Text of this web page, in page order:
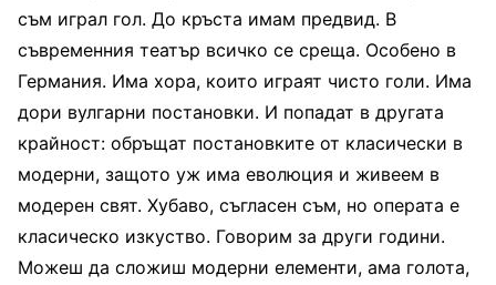
съм играл гол. До кръста имам предвид. В
съвременния театър всичко се среща. Особено в
Германия. Има хора, които играят чисто голи. Има
дори вулгарни постановки. И попадат в другата
крайност: обръщат постановките от класически в
модерни, защото уж има еволюция и живеем в
модерен свят. Хубаво, съгласен съм, но операта е
класическо изкуство. Говорим за други години.
Можеш да сложиш модерни елементи, ама голота,